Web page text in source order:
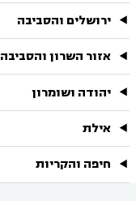
ירושלים והסביבה
אזור השרון והסביבה
יהודה ושומרון
אילת
חיפה והקריות